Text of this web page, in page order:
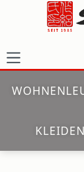
Zum Hauptinhalt
WOHNEN
KLEIDEN